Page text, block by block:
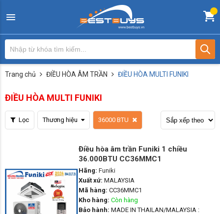
Trang chủ ĐIỀU HÒA ÂM TRẦN ĐIỀU HÒA MULTI FUNIKI
ĐIỀU HÒA MULTI FUNIKI
Lọc Thương hiệu 36000 BTU
Điều hòa âm trần Funiki 1 chiều
36.000BTU CC36MMC1
Hãng: Funiki
Xuất xứ: MALAYSIA
Mã hàng: CC36MMC1
Kho hàng: Còn hàng
Bảo hành: MADE IN THAILAN/MALAYSIA :